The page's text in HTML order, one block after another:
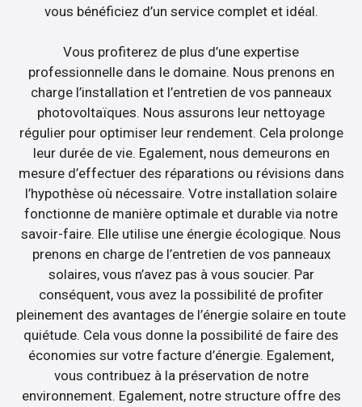
vous bénéficiez d’un service complet et idéal.
Vous profiterez de plus d’une expertise
professionnelle dans le domaine. Nous prenons en
charge l’installation et l’entretien de vos panneaux
photovoltaïques. Nous assurons leur nettoyage
régulier pour optimiser leur rendement. Cela prolonge
leur durée de vie. Egalement, nous demeurons en
mesure d’effectuer des réparations ou révisions dans
l’hypothèse où nécessaire. Votre installation solaire
fonctionne de manière optimale et durable via notre
savoir-faire. Elle utilise une énergie écologique. Nous
prenons en charge de l’entretien de vos panneaux
solaires, vous n’avez pas à vous soucier. Par
conséquent, vous avez la possibilité de profiter
pleinement des avantages de l’énergie solaire en toute
quiétude. Cela vous donne la possibilité de faire des
économies sur votre facture d’énergie. Egalement,
vous contribuez à la préservation de notre
environnement. Egalement, notre structure offre des